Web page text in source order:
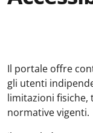
Il portale offre
gli utenti
limitazioni fisiche,
normative vigenti.